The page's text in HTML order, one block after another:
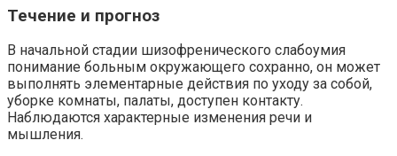
Течение и прогноз
В начальной стадии шизофренического слабоумия
понимание больным окружающего сохранно, он может
выполнять элементарные действия по уходу за собой,
уборке комнаты, палаты, доступен контакту.
Наблюдаются характерные изменения речи и
мышления.